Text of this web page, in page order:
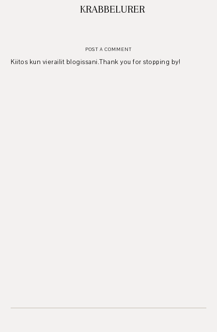
KRABBELURER
POST A COMMENT
Kiitos kun vierailit blogissani.Thank you for stopping by!